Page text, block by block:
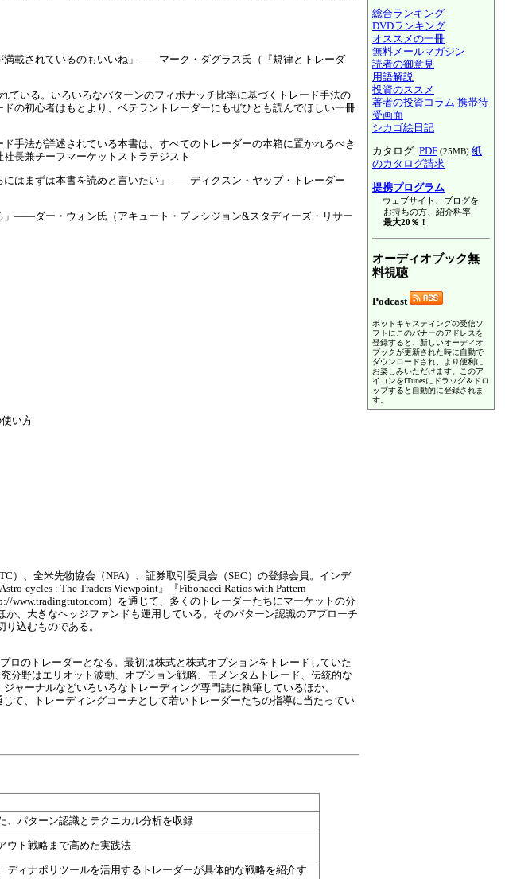
満載されているのもいいね」――マーク・ダグラス氏（『規律とトレーダ
ている。いろいろなパターンのフィボナッチ比率に基づくトレード手法の
の初心者はもとより、ベテラントレーダーにもぜひとも読んでほしい一冊
手法が詳述されている本書は、すべてのトレーダーの本箱に置かれるべき
長兼チーフマーケットストラテジスト
にはまずは本書を読めと言いたい」――ディクスン・ヤップ・トレーダー
」――ダー・ウォン氏（アキュート・プレシジョン&スタディーズ・リサー
い方
）、全米先物協会（NFA）、証券取引委員会（SEC）の登録会員。インデ
cycles : The Traders Viewpoint』『Fibonacci Ratios with Pattern
www.tradingtutor.com）を通じて、多くのトレーダーたちにマーケットの分
、大きなヘッジファンドも運用している。そのパターン認識のアプローチ
込むものである。
ロのトレーダーとなる。最初は株式と株式オプションをトレードしていた
分野はエリオット波動、オプション戦略、モメンタムトレード、伝統的な
ャーナルなどいろいろなトレーディング専門誌に執筆しているほか、
て、トレーディングコーチとして若いトレーダーたちの指導に当たってい
、パターン認識とテクニカル分析を収録
ウト戦略まで高めた実践法
ィナポリツールを活用するトレーダーが具体的な戦略を紹介す
総合ランキング
DVDランキング
オススメの一冊
無料メールマガジン
読者の御意見
用語解説
投資のススメ
著者の投資コラム 携帯待
受画面
シカゴ絵日記
カタログ: PDF (25MB) 紙
のカタログ請求
提携プログラム
ウェブサイト、ブログを
お持ちの方、紹介料率
最大20％！
オーディオブック無
料視聴
Podcast
ポッドキャスティングの受信ソ
フトにこのバナーのアドレスを
登録すると、新しいオーディオ
ブックが更新された時に自動で
ダウンロードされ、より便利に
お楽しみいただけます。このア
イコンをiTunesにドラッグ＆ドロ
ップすると自動的に登録されま
す。